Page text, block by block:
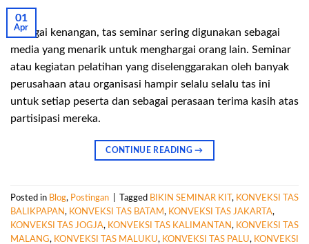
01
Apr
Sebagai kenangan, tas seminar sering digunakan sebagai
media yang menarik untuk menghargai orang lain. Seminar
atau kegiatan pelatihan yang diselenggarakan oleh banyak
perusahaan atau organisasi hampir selalu selalu tas ini
untuk setiap peserta dan sebagai perasaan terima kasih atas
partisipasi mereka.
CONTINUE READING→
Posted in Blog, Postingan Tagged BIKIN SEMINAR KIT , KONVEKSI TAS
BALIKPAPAN, KONVEKSI TAS BATAM, KONVEKSI TAS JAKARTA,
KONVEKSI TAS JOGJA, KONVEKSI TAS KALIMANTAN, KONVEKSI TAS
MALANG, KONVEKSI TAS MALUKU, KONVEKSI TAS PALU, KONVEKSI